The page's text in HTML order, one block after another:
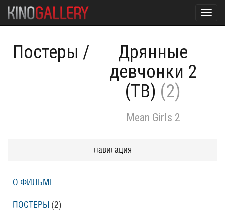
Постеры /
Дрянные
девчонки 2
(ТВ) (2)
Mean Girls 2
навигация
О ФИЛЬМЕ
ПОСТЕРЫ (2)